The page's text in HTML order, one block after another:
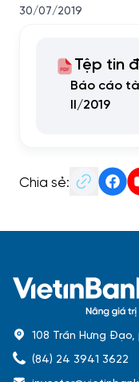
30/07/2019
Tệp tin
Báo cáo
II/2019
Chia sẻ:
108 Trần Hưng
(84) 24 3941 3622